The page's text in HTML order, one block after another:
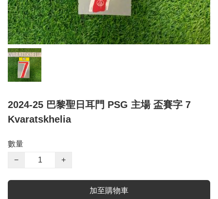
2024-25 巴黎聖日耳門 PSG 主場 盃賽字 7
Kvaratskhelia
數量
−
+
加至購物車